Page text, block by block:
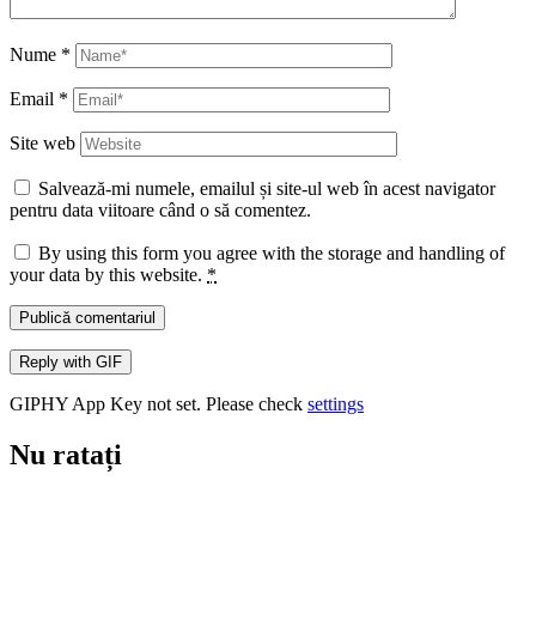
Nume *
Email *
Site web
Salvează-mi numele, emailul și site-ul web în acest navigator
pentru data viitoare când o să comentez.
By using this form you agree with the storage and handling of
your data by this website. *
Publică comentariul
Reply with GIF
GIPHY App Key not set. Please check settings
Nu ratați